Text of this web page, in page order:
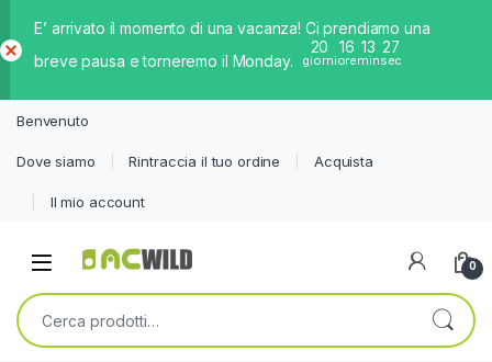
E’ arrivato il momento di una vacanza! Ci prendiamo una
breve pausa e torneremo il Monday.
20
giorni
16
ore
13
min
26
sec
iud
Benvenuto
Dove siamo Rintraccia il tuo ordine Acquista
Il mio account
0
Cerca: